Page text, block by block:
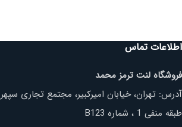
اطلاعات تماس
فروشگاه لنت ترمز محمد
آدرس: تهران، خیابان امیرکبیر، مجتمع تجاری سپهر
طبقه منفی 1 ، شماره B123